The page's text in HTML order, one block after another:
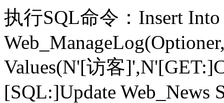
执行SQL命令：Insert Into
Values(N'[访客
[SQL:]Update Web_News